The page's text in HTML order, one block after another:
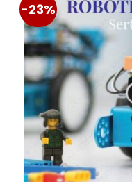
-23%